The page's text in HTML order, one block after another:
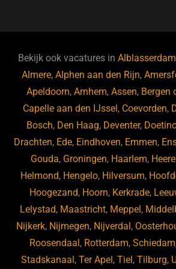
b
o
o
k
ky dI
n
Bekijk ook vacatures inAlblasserdam
Almere,Alphen aan den Rijn,
Apeldoorn,Arnhem,Assen, Bergen
Capelle aan den IJssel , Coevorden,
Bosch, Den Haag, Deventer,
Drachten, Ede, Eindhoven, Emmen,
Gouda, Groningen, Haarlem,
Helmond, Hengelo, Hilversum,
Hoogezand, Hoorn, Kerkrade,
Lelystad, Maastricht, Meppel ,
Nijkerk, Nijmegen, Nijverdal ,
Roosendaal , Rotterdam, Schiedam
Stadskanaal ,Ter Apel ,Tiel ,Tilburg,